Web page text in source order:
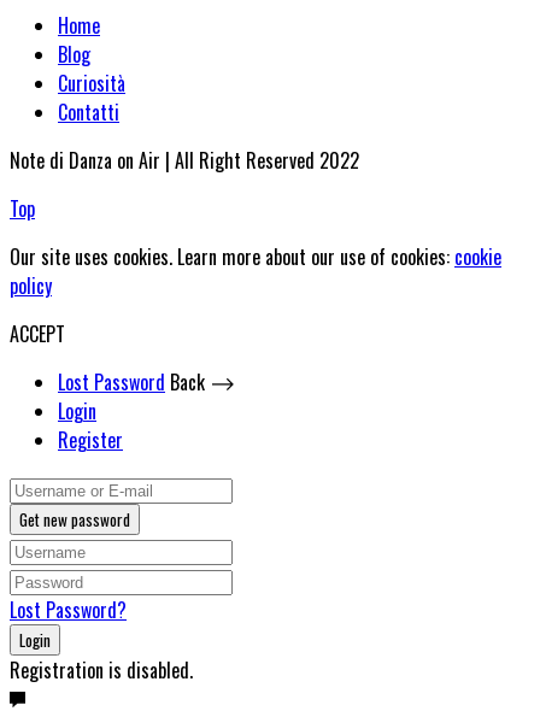
Home
Blog
Curiosità
Contatti
Note di Danza on Air | All Right Reserved 2022
Top
Our site uses cookies. Learn more about our use of cookies: cookie
policy
ACCEPT
Lost Password Back ⟶
Login
Register
Get new password
Lost Password?
Login
Registration is disabled.